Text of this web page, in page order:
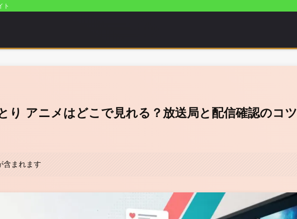
ト
り アニメはどこで見れる？放送局と配信確認のコツ
含まれます